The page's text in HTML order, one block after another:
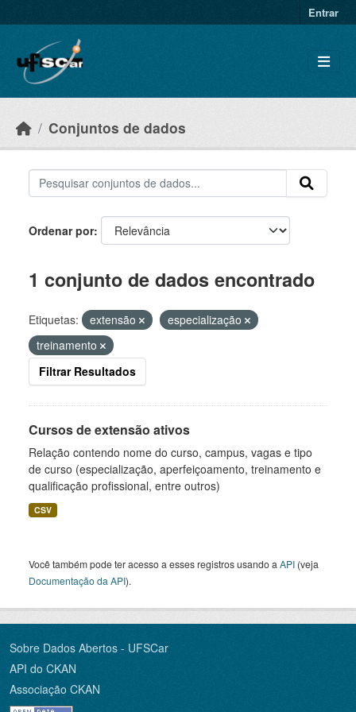
Entrar
Conjuntos de dados
Ordenar por
1 conjunto de dados encontrado
Etiquetas: extensão
especialização
treinamento
Filtrar Resultados
Cursos de extensão ativos
Relação contendo nome do curso, campus, vagas e tipo
de curso (especialização, aperfeiçoamento, treinamento e
qualificação profissional, entre outros)
CSV
Você também pode ter acesso a esses registros usando a API (veja
Documentação da API).
Sobre Dados Abertos - UFSCar
API do CKAN
Associação CKAN